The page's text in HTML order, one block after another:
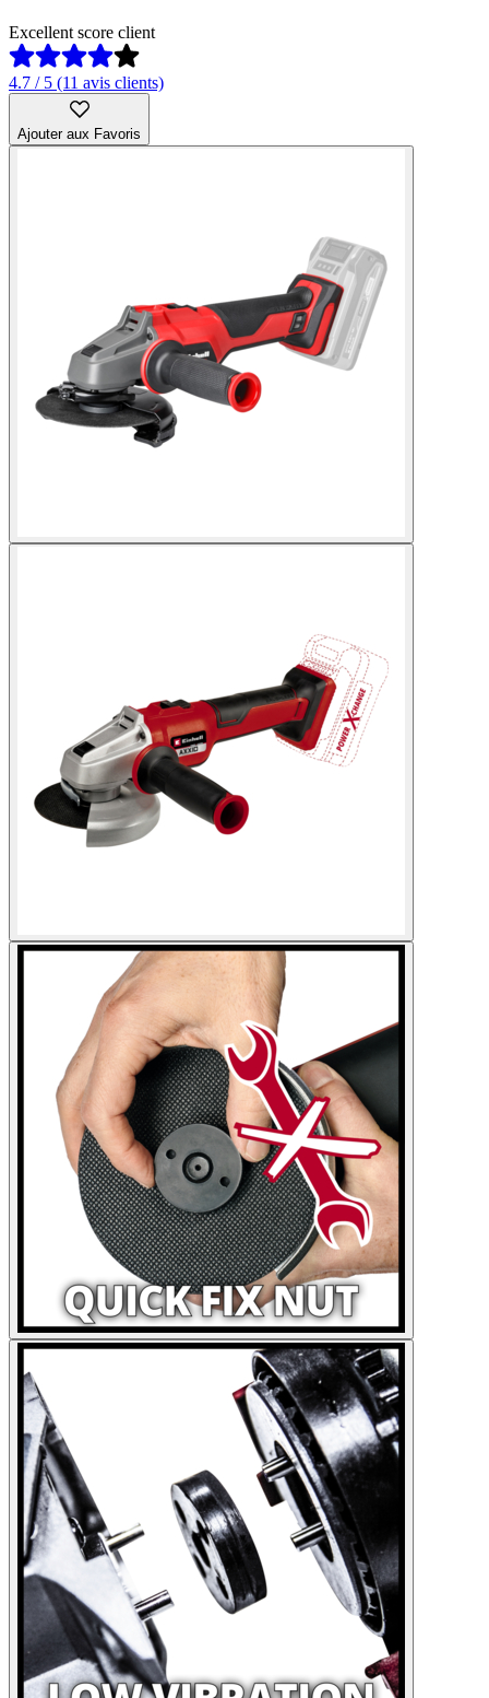
Excellent score client
4.7 / 5 (11 avis clients)
Ajouter aux Favoris